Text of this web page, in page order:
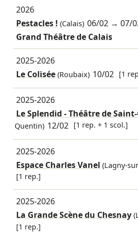
2026
Pestacles ! (Calais) 06/02 →07/
Grand Théâtre de Calais
2025-2026
Le Colisée(Roubaix) 10/02 [1
2025-2026
Le Splendid - Théâtre de
Quentin) 12/02 [1 rep. + 1 scol.]
2025-2026
Espace Charles Vanel (Lagny-
[1 rep.]
2025-2026
La Grande Scène du Chesnay
[1 rep.]